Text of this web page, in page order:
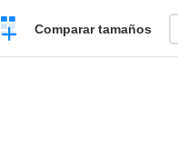
Crear
Comparar tamaños